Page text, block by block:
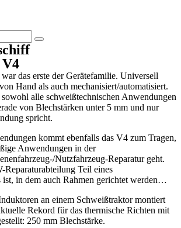
das erste der Gerätefamilie. Universell
Hand als auch mechanisiert/automatisiert.
alle schweißtechnischen Anwendungen
von Blechstärken unter 5 mm und nur
spricht.
kommt ebenfalls das V4 zum Tragen,
Anwendungen in der
Nutzfahrzeug-Reparatur geht.
Teil eines
ist, in dem auch Rahmen gerichtet werden…
an einem Schweißtraktor montiert
Rekord für das thermische Richten mit
250 mm Blechstärke.